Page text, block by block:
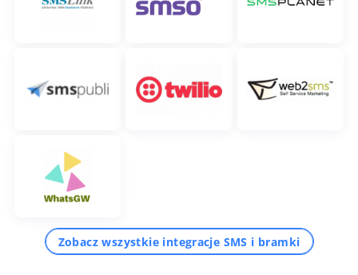
Zobacz wszystkie integracje SMS i bramki